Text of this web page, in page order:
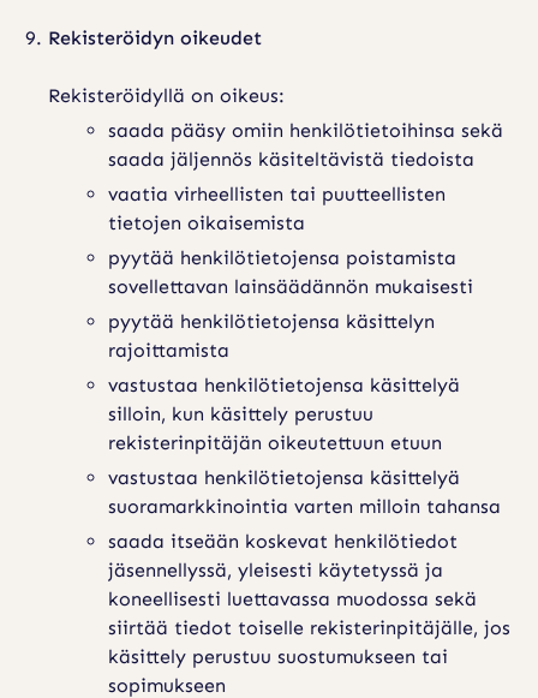
Rekisteröidyn oikeudet
Rekisteröidyllä on oikeus:
saada pääsy omiin henkilötietoihinsa sekä
saada jäljennös käsiteltävistä tiedoista
vaatia virheellisten tai puutteellisten
tietojen oikaisemista
pyytää henkilötietojensa poistamista
sovellettavan lainsäädännön mukaisesti
pyytää henkilötietojensa käsittelyn
rajoittamista
vastustaa henkilötietojensa käsittelyä
silloin, kun käsittely perustuu
rekisterinpitäjän oikeutettuun etuun
vastustaa henkilötietojensa käsittelyä
suoramarkkinointia varten milloin tahansa
saada itseään koskevat henkilötiedot
jäsennellyssä, yleisesti käytetyssä ja
koneellisesti luettavassa muodossa sekä
siirtää tiedot toiselle rekisterinpitäjälle, jos
käsittely perustuu suostumukseen tai
sopimukseen